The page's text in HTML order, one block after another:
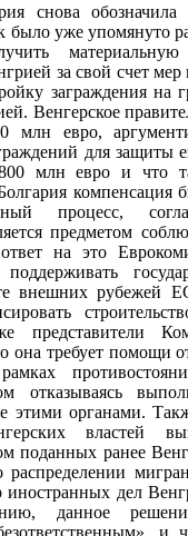
снова
было уже упомянуто
за свой счет
заграждения на
Венгерское
млн евро,
для защиты
млн евро и что
компенсация
процесс,
предметом
на это
внешних рубежей
представители
она требует помощи
отказываясь
этими органами.
властей
поданных ранее
иностранных дел
данное
и